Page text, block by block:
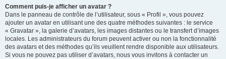
Comment puis-je afficher un avatar ?
Dans le panneau de contrôle de l’utilisateur, sous « Profil », vous pouvez
ajouter un avatar en utilisant une des quatre méthodes suivantes : le service
« Gravatar », la galerie d’avatars, les images distantes ou le transfert d’images
locales. Les administrateurs du forum peuvent activer ou non la fonctionnalité
des avatars et des méthodes qu’ils veuillent rendre disponible aux utilisateurs.
Si vous ne pouvez pas utiliser d’avatars, nous vous invitons à contacter un